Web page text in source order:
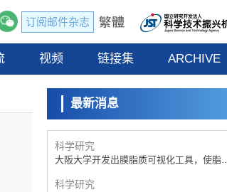
视频 链接集 ARCHIVE
订阅邮件杂志
最新消息
促进青年研究人员赴海外开展研究
科学研究
京都大学高效生成光的构成单元“光子”，
用于量子计算机
网络将其打造为下一代社会基础设施
经济・社会
日本成立“以人为本AI联盟”——力争借助
展社会公众创造力，依托产学合作推进研
科学研究
大阪大学开发出膜脂质可视化工具，使脂
科学研究